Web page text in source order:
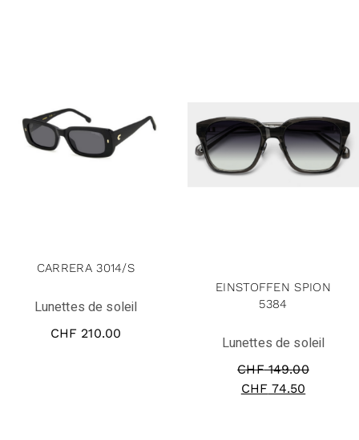
CARRERA 3014/S
Lunettes de soleil
CHF 210.00
EINSTOFFEN SPION
5384
Lunettes de soleil
CHF149.00
CHF 74.50